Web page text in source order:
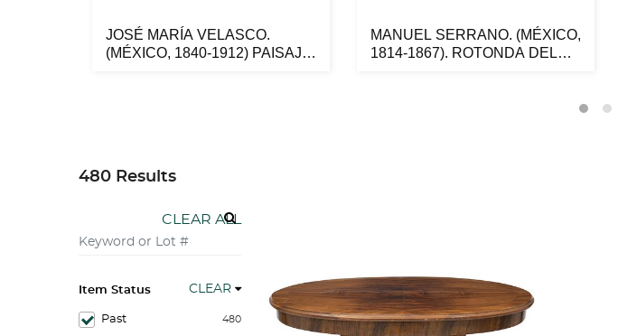
JOSÉ MARÍA VELASCO.
(MÉXICO, 1840-1912) PAISAJE.
MANUEL SERRANO. (MÉXICO,
1814-1867). ROTONDA DEL
480 Results
CLEAR ALL
Item Status CLEAR
480
Past